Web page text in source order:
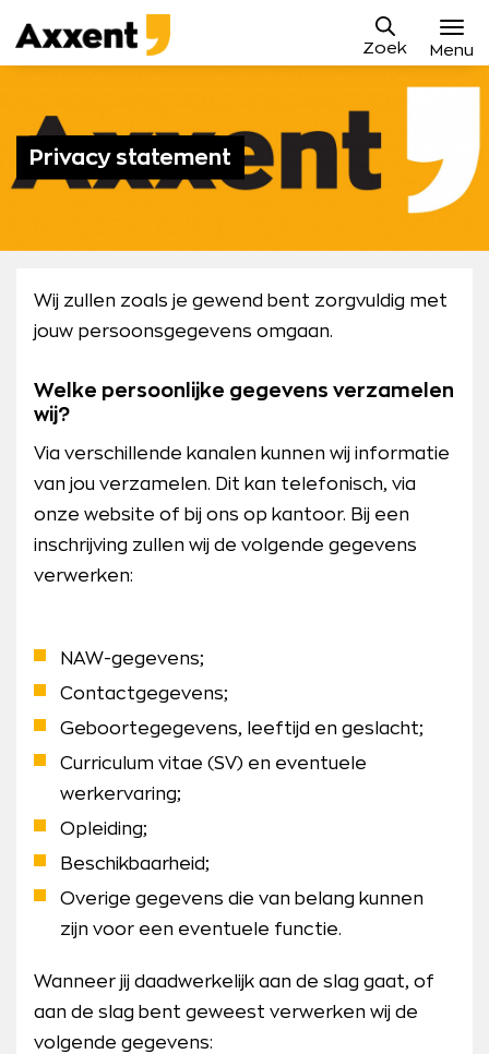
naar
content
Axxent
B.V.
Zoek Menu
Sollicitatieproces
Blog
Contact
Privacy statement
Wij zullen zoals je gewend bent zorgvuldig met
jouw persoonsgegevens omgaan.
Welke persoonlijke gegevens verzamelen
wij?
Via verschillende kanalen kunnen wij informatie
van jou verzamelen. Dit kan telefonisch, via
onze website of bij ons op kantoor. Bij een
inschrijving zullen wij de volgende gegevens
verwerken:
NAW-gegevens;
Contactgegevens;
Geboortegegevens, leeftijd en geslacht;
Curriculum vitae (SV) en eventuele
werkervaring;
Opleiding;
Beschikbaarheid;
Overige gegevens die van belang kunnen
zijn voor een eventuele functie.
Wanneer jij daadwerkelijk aan de slag gaat, of
aan de slag bent geweest verwerken wij de
volgende gegevens: